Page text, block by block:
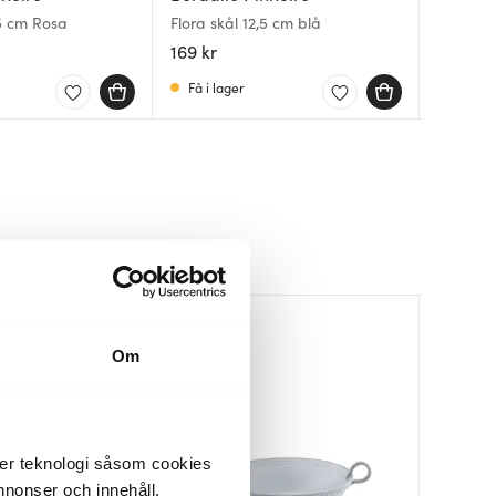
Om
teknologi såsom cookies
och innehåll,
cm Rosa Flora skål 12,5 cm blå
169 kr
Få i lager